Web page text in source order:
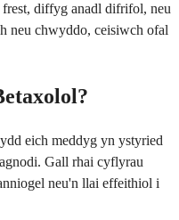
diffyg anadl difrifol, neu
neu chwyddo, ceisiwch ofal
eich meddyg yn ystyried
Gall rhai cyflyrau
neu'n llai effeithiol i